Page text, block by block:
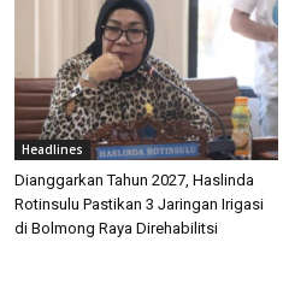
Headlines
Dianggarkan Tahun 2027, Haslinda
Rotinsulu Pastikan 3 Jaringan Irigasi
di Bolmong Raya Direhabilitsi